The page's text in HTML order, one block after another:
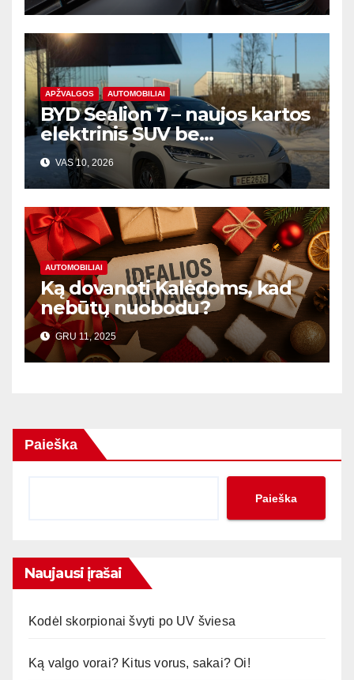
APŽVALGOS AUTOMOBILIAI
BYD Sealion 7 – naujos kartos
elektrinis SUV be
kompromisų
VAS 10, 2026
AUTOMOBILIAI
Ką dovanoti Kalėdoms, kad
nebūtų nuobodu?
GRU 11, 2025
Paieška
Paieška
Naujausi įrašai
Kodėl skorpionai švyti po UV šviesa
Ką valgo vorai? Kitus vorus, sakai? Oi!